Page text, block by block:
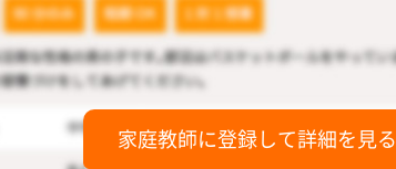
家庭教師に登録して詳細を見る